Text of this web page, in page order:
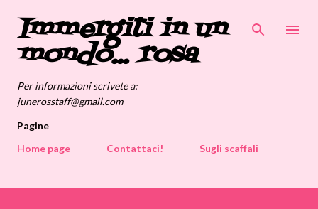
Passa ai contenuti principali
Immergiti in un
mondo... rosa
Per informazioni scrivete a:
junerosstaff@gmail.com
Pagine
Home page
Contattaci! Sugli scaffali